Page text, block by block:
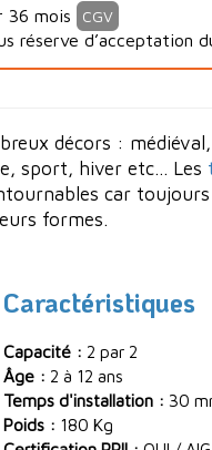
36 mois CGV
réserve d’acceptation
décors :
sport, hiver etc... Les
car toujours
formes.
Caractéristiques
Capacité : 2 par 2
Âge : 2 à 12 ans
Temps d'installation : 30
Poids : 180 Kg